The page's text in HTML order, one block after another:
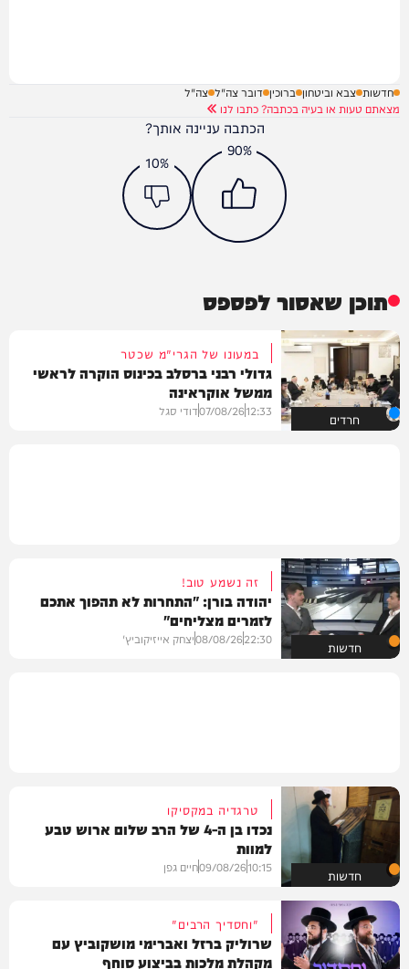
חדשות צבא וביטחון ברוכין דובר צה"ל צה"ל
מצאתם טעות או בעיה בכתבה? כתבו לנו
הכתבה עניינה אותך?
90%
10%
תוכן שאסור לפספס
חרדים
במעונו של הגרי"מ שכטר
גדולי רבני ברסלב בכינוס הוקרה לראשי
ממשל אוקראינה
12:33
07/08/26דודי סגל
חדשות
זה נשמע טוב!
יהודה בורן: "התחרות לא תהפוך אתכם
לזמרים מצליחים"
22:30
08/08/26יצחק אייזיקוביץ'
חדשות
טרגדיה במקסיקו
נכדו בן ה-4 של הרב שלום ארוש טבע
למוות
10:15
09/08/26חיים גפן
"וחסדיך הרבים"
שרוליק ברזל ואברימי מושקוביץ עם
מקהלת מלכות בביצוע סוחף